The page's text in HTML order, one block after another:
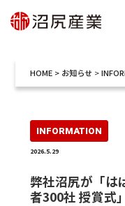
HOME> お知らせ >
INFORMATION
2026.5.29
弊社沼尻が「は
者300社 授賞式